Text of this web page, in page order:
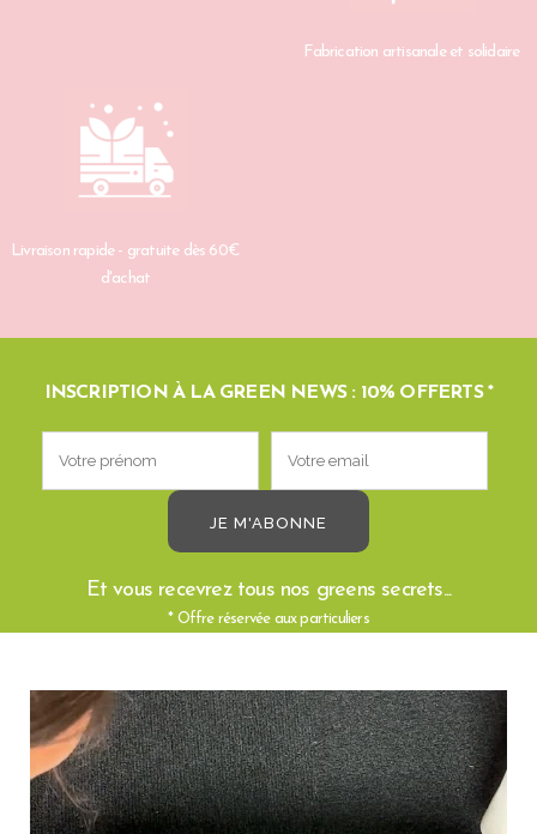
Fabrication artisanale et solidaire
Livraison rapide - gratuite dès 60€
d'achat
INSCRIPTION À LA GREEN NEWS : 10% OFFERTS *
Et vous recevrez tous nos greens secrets...
* Offre réservée aux particuliers